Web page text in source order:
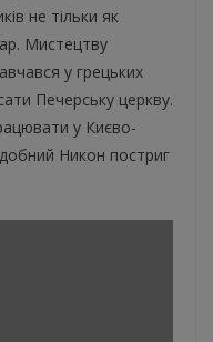
не тільки як
Мистецтву
у грецьких
Печерську церкву.
у Києво-
Никон постриг